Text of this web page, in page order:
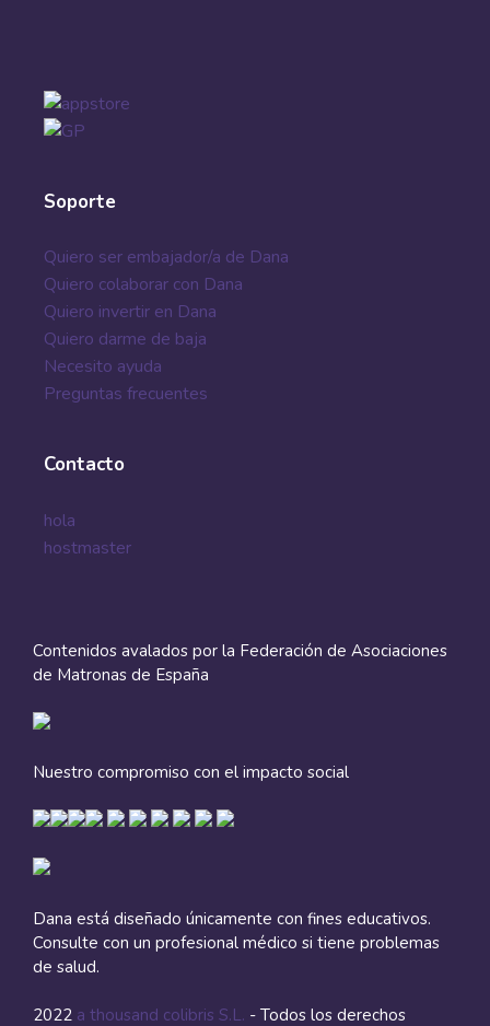
Soporte
Quiero ser embajador/a de Dana
Quiero colaborar con Dana
Quiero invertir en Dana
Quiero darme de baja
Necesito ayuda
Preguntas frecuentes
Contacto
hola
hostmaster
Contenidos avalados por la Federación de Asociaciones
de Matronas de España
Nuestro compromiso con el impacto social
Dana está diseñado únicamente con fines educativos.
Consulte con un profesional médico si tiene problemas
de salud.
2022 a thousand colibris S.L. - Todos los derechos